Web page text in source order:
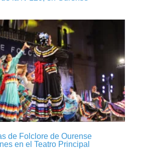
de Folclore de Ourense
en el Teatro Principal